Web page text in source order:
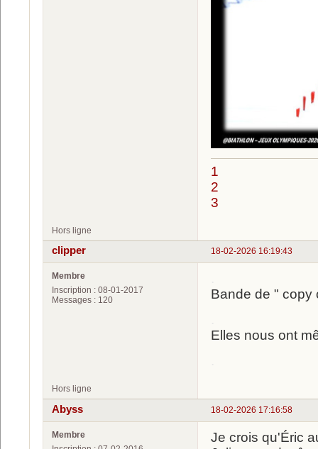
1
2
3
Hors ligne
18-02-2026 16:19:43
clipper
Membre
Inscription : 08-01-2017
Messages : 120
Bande de "
Elles nous ont
Hors ligne
18-02-2026 17:16:58
Abyss
Membre
Je crois qu'Éric